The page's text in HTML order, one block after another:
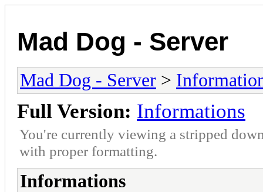
Mad Dog - Server
Mad Dog - Server >
Full Version: Informations
You're currently viewing a stripped
with proper formatting.
Informations